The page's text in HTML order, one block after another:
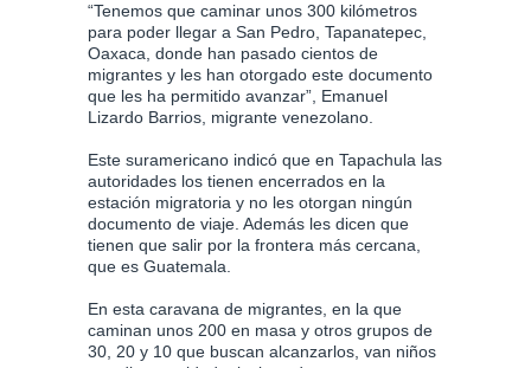
“Tenemos que caminar unos 300 kilómetros
para poder llegar a San Pedro, Tapanatepec,
Oaxaca, donde han pasado cientos de
migrantes y les han otorgado este documento
que les ha permitido avanzar”, Emanuel
Lizardo Barrios, migrante venezolano.
Este suramericano indicó que en Tapachula las
autoridades los tienen encerrados en la
estación migratoria y no les otorgan ningún
documento de viaje. Además les dicen que
tienen que salir por la frontera más cercana,
que es Guatemala.
En esta caravana de migrantes, en la que
caminan unos 200 en masa y otros grupos de
30, 20 y 10 que buscan alcanzarlos, van niños